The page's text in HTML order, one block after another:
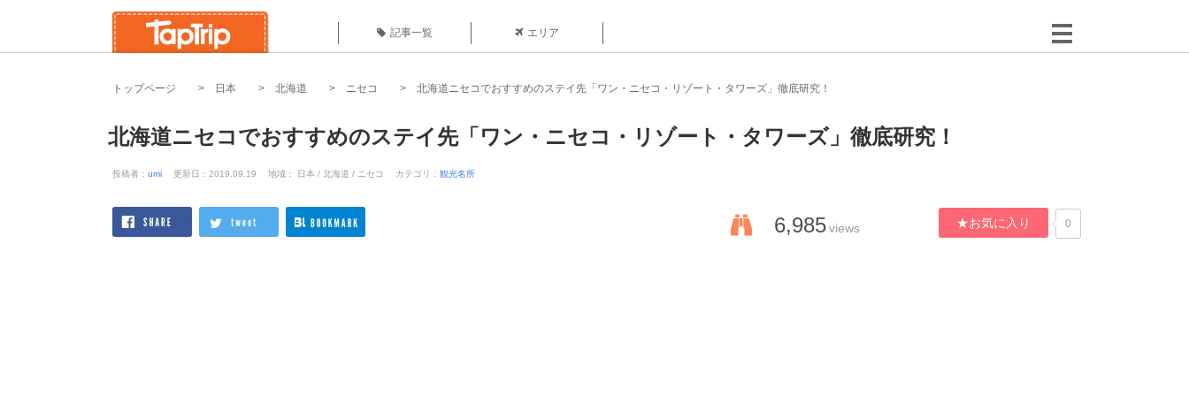
記事一覧 エリア
トップページ 日本 北海道 ニセコ 北海道ニセコでおすすめのステイ先「ワン・ニセコ・リゾート・タワーズ」徹底研究！
北海道ニセコでおすすめのステイ先「ワン・ニセコ・リゾート・タワーズ」徹底研究！
投稿者： umi 更新日：2019.09.19 地域： 日本 / 北海道 / ニセコ カテゴリ： 観光名所
6,985views ★お気に入り 0